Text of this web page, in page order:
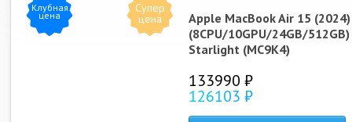
Супер
цена
Клубная
цена
Apple MacBook Air 15
(8CPU/10GPU/24GB/512GB)
Starlight (MC9K4)
133990 ₽
126103 ₽